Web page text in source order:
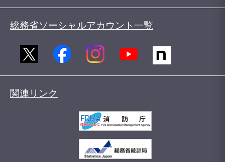
総務省ソーシャルアカウント一覧
関連リンク